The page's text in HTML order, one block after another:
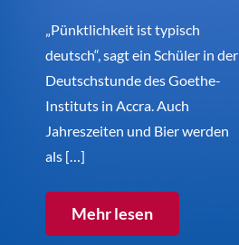
„Pünktlichkeit ist typisch
deutsch“, sagt ein Schüler in der
Deutschstunde des Goethe-
Instituts in Accra. Auch
Jahreszeiten und Bier werden
als […]
Mehr lesen